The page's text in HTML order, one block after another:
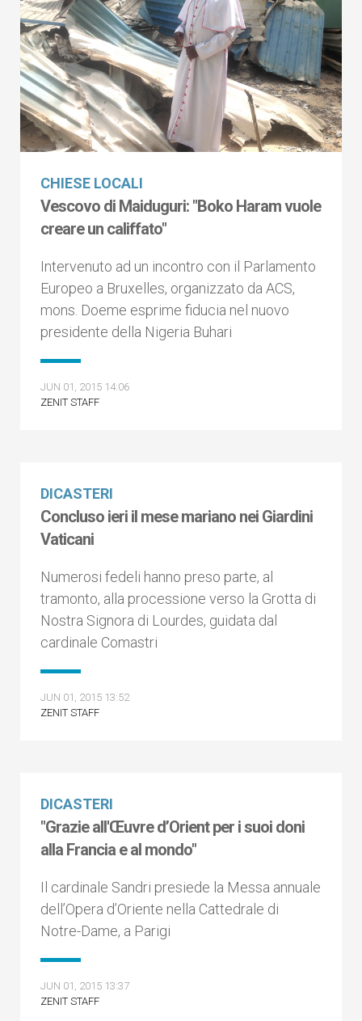
CHIESE LOCALI
Vescovo di Maiduguri: "Boko Haram vuole
creare un califfato"
Intervenuto ad un incontro con il Parlamento
Europeo a Bruxelles, organizzato da ACS,
mons. Doeme esprime fiducia nel nuovo
presidente della Nigeria Buhari
JUN 01, 2015 14:06
ZENIT STAFF
DICASTERI
Concluso ieri il mese mariano nei Giardini
Vaticani
Numerosi fedeli hanno preso parte, al
tramonto, alla processione verso la Grotta di
Nostra Signora di Lourdes, guidata dal
cardinale Comastri
JUN 01, 2015 13:52
ZENIT STAFF
DICASTERI
"Grazie all'Œuvre d’Orient per i suoi doni
alla Francia e al mondo"
Il cardinale Sandri presiede la Messa annuale
dell’Opera d’Oriente nella Cattedrale di
Notre-Dame, a Parigi
JUN 01, 2015 13:37
ZENIT STAFF